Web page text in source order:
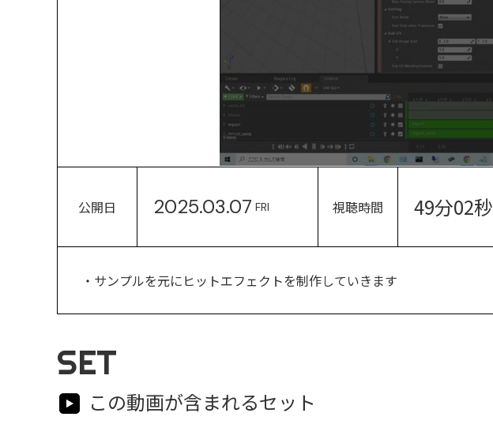
公開日 2025.03.07 FRI 視聴時間 49分02秒
・サンプルを元にヒットエフェクトを制作していきます
SET
この動画が含まれるセット